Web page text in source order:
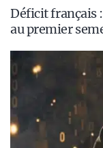
Déficit français
au premier